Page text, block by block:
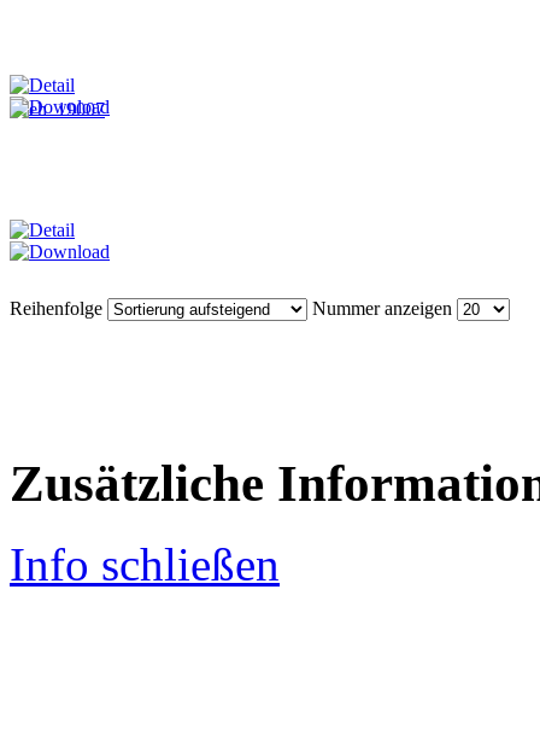
Reihenfolge Nummer anzeigen
Zusätzliche
Info schließen